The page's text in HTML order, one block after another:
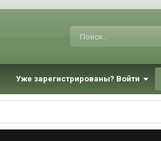
Уже зарегистрированы? Войти